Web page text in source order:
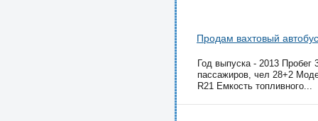
Продам вахтовый
Год выпуска - 2013
пассажиров, чел 28+2
R21 Емкость топливного...